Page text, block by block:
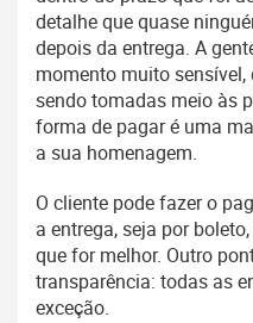
detalhe que quase
depois da entrega. A
momento muito
sendo tomadas meio às
forma de pagar é uma
a sua homenagem.
O cliente pode fazer o
a entrega, seja por
que for melhor. Outro
transparência: todas as
exceção.